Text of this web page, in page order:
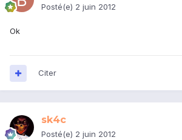
Posté(e) 2 juin 2012
Ok
Citer
sk4c
Posté(e) 2 juin 2012